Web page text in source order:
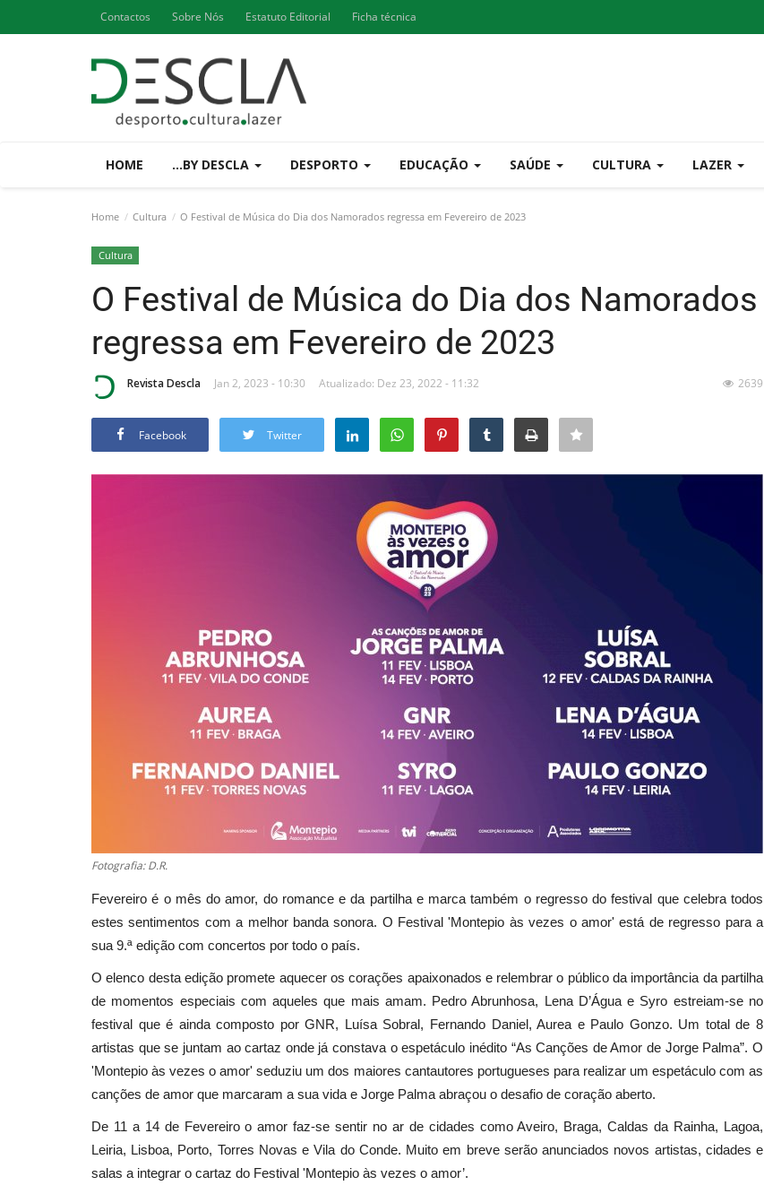
Contactos Sobre Nós Estatuto Editorial Ficha técnica
HOME ...BY DESCLA DESPORTO EDUCAÇÃO SAÚDE CULTURA LAZER
Home Cultura O Festival de Música do Dia dos Namorados regressa em Fevereiro de 2023
Cultura
O Festival de Música do Dia dos Namorados
regressa em Fevereiro de 2023
Revista Descla Jan 2, 2023 - 10:30 Atualizado: Dez 23, 2022 - 11:32 2639
Facebook Twitter
Fotografia: D.R.
Fevereiro é o mês do amor, do romance e da partilha e marca também o regresso do festival que celebra todos
estes sentimentos com a melhor banda sonora. O Festival 'Montepio às vezes o amor' está de regresso para a
sua 9.ª edição com concertos por todo o país.
O elenco desta edição promete aquecer os corações apaixonados e relembrar o público da importância da partilha
de momentos especiais com aqueles que mais amam. Pedro Abrunhosa, Lena D’Água e Syro estreiam-se no
festival que é ainda composto por GNR, Luísa Sobral, Fernando Daniel, Aurea e Paulo Gonzo. Um total de 8
artistas que se juntam ao cartaz onde já constava o espetáculo inédito “As Canções de Amor de Jorge Palma”. O
'Montepio às vezes o amor' seduziu um dos maiores cantautores portugueses para realizar um espetáculo com as
canções de amor que marcaram a sua vida e Jorge Palma abraçou o desafio de coração aberto.
De 11 a 14 de Fevereiro o amor faz-se sentir no ar de cidades como Aveiro, Braga, Caldas da Rainha, Lagoa,
Leiria, Lisboa, Porto, Torres Novas e Vila do Conde. Muito em breve serão anunciados novos artistas, cidades e
salas a integrar o cartaz do Festival 'Montepio às vezes o amor’.